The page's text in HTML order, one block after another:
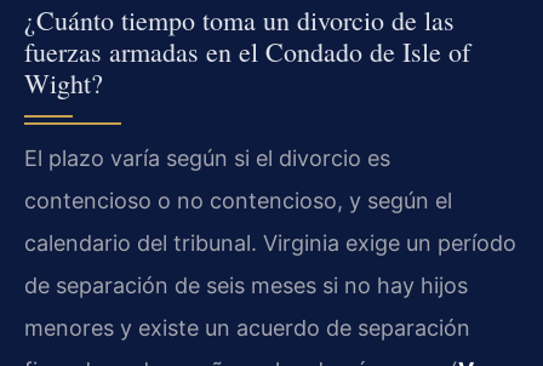
¿Cuánto tiempo toma un divorcio de las
fuerzas armadas en el Condado de Isle of
Wight?
El plazo varía según si el divorcio es
contencioso o no contencioso, y según el
calendario del tribunal. Virginia exige un período
de separación de seis meses si no hay hijos
menores y existe un acuerdo de separación